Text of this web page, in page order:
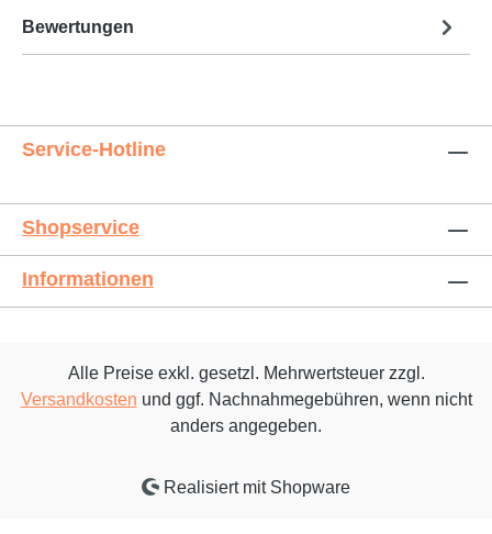
Bewertungen
Service-Hotline
Shopservice
Informationen
Alle Preise exkl. gesetzl. Mehrwertsteuer zzgl.
Versandkosten und ggf. Nachnahmegebühren, wenn nicht
anders angegeben.
Realisiert mit Shopware